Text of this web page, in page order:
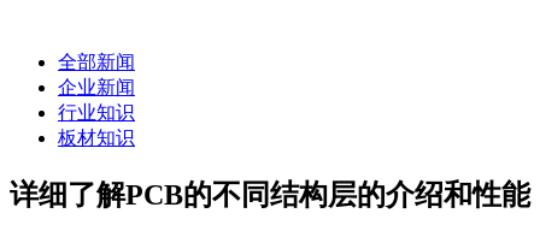
全部新闻
企业新闻
行业知识
板材知识
详细了解PCB的不同结构层的介绍和性能